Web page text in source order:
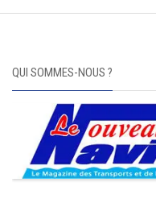
QUI SOMMES-NOUS ?